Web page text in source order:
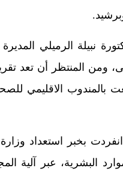
نبيلة الرميلي
المنتظر أن تعد
بالمندوب الاقليمي
بخبر استعداد
البشرية، عبر آلية